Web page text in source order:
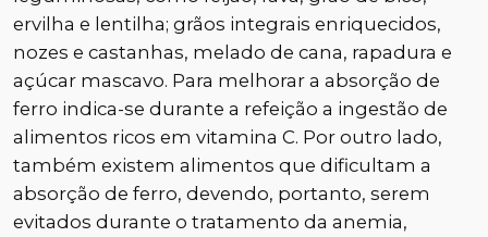
ervilha e lentilha; grãos integrais enriquecidos,
nozes e castanhas, melado de cana, rapadura e
açúcar mascavo. Para melhorar a absorção de
ferro indica-se durante a refeição a ingestão de
alimentos ricos em vitamina C. Por outro lado,
também existem alimentos que dificultam a
absorção de ferro, devendo, portanto, serem
evitados durante o tratamento da anemia,